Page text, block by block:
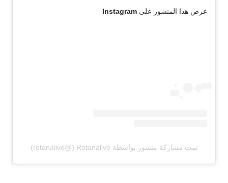
عرض هذا المنشور على Instagram
تمت مشاركة منشور بواسطة ‏‎Rotanalive‎‏ (@‏‎rotanalive‎‏)